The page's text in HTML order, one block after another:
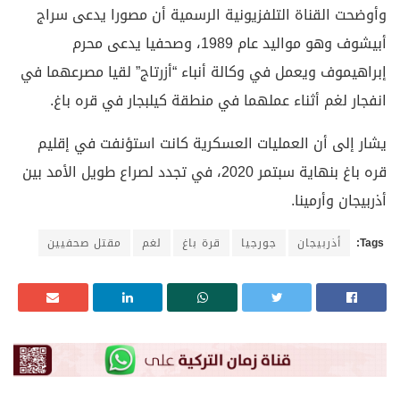
وأوضحت القناة التلفزيونية الرسمية أن مصورا يدعى سراج
أبيشوف وهو مواليد عام 1989، وصحفيا يدعى محرم
إبراهيموف ويعمل في وكالة أنباء “أزرتاج” لقيا مصرعهما في
انفجار لغم أثناء عملهما في منطقة كيلبجار في قره باغ.
يشار إلى أن العمليات العسكرية كانت استؤنفت في إقليم
قره باغ بنهاية سبتمر 2020، في تجدد لصراع طويل الأمد بين
أذربيجان وأرمينا.
Tags: أذربيجان جورجيا قرة باغ لغم مقتل صحفيين